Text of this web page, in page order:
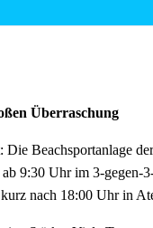
ans
Überraschung
Beachsportanlage
9:30 Uhr im 3-gegen-
nach 18:00 Uhr in